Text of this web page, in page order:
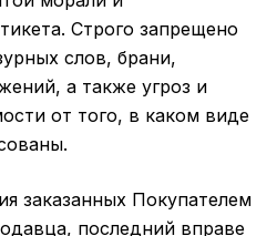
Строго запрещено
слов, брани,
а также угроз и
от того, в каком виде
заказанных Покупателем
последний вправе